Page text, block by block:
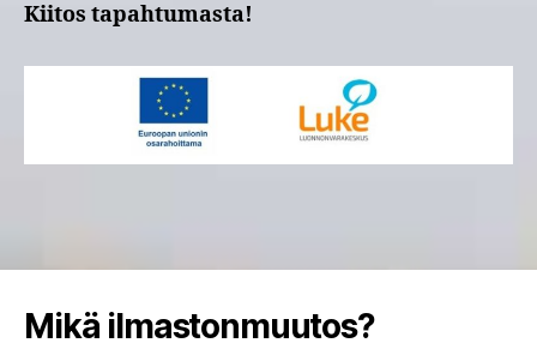
Kiitos tapahtumasta!
Mikä ilmastonmuutos?